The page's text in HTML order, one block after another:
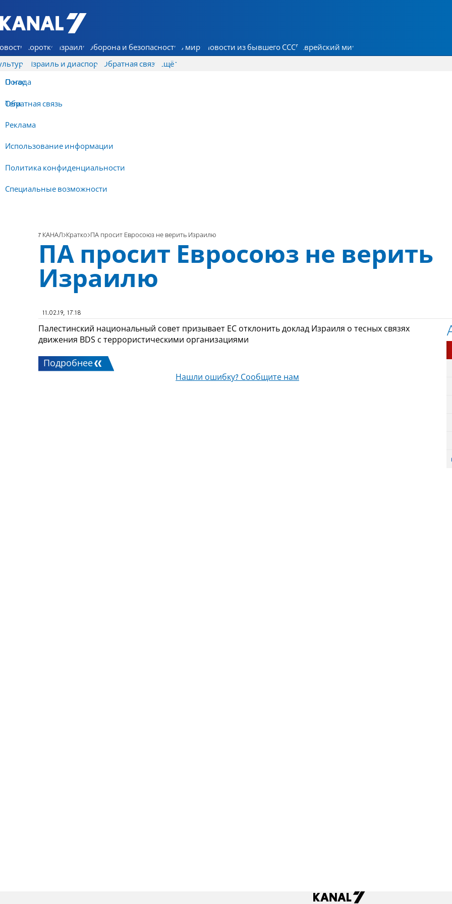
7 КАНАЛ - Аруц Шева
Коротко Израиль Оборона и безопасность В мире Новости из бывшего СССР Еврейский мир
Израиль и диаспора Обратная связь
О нас
Обратная связь
Реклама
Использование информации
Политика конфиденциальности
Специальные возможности
Ещё
Погода
Теги
7 КАНАЛ Кратко ПА просит Евросоюз не верить Израилю
ПА просит Евросоюз не верить
Израилю
11.02.19, 17:18
Палестинский национальный совет призывает ЕС отклонить доклад Израиля о тесных связях
движения BDS с террористическими организациями
Подробнее
Нашли ошибку? Сообщите нам